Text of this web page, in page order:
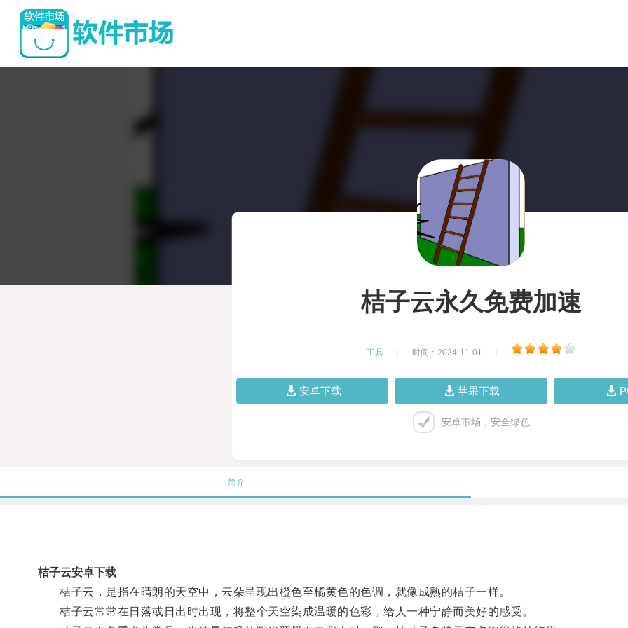
桔子云永久免费加速
工具 时间：2024-11-01
安卓下载 苹果下载
安卓市场，安全绿色
简介
桔子云安卓下载
桔子云，是指在晴朗的天空中，云朵呈现出橙色至橘黄色的色调，就像成熟的桔子一样。
桔子云常常在日落或日出时出现，将整个天空染成温暖的色彩，给人一种宁静而美好的感受。